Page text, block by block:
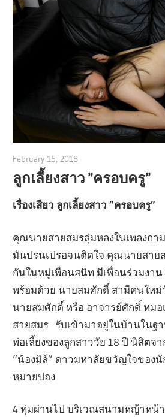
February 15, 2018
ลูกเลี้ยงสาว ”ครอบครู”
เรื่องเสียว ลูกเลี้ยงสาว ”ครอบครู”
คุณนายสายสมรลุ่มหลงในเพลงกา
มันปรนเปรอจนติดใจ คุณนายสาย
กันในหมู่เพื่อนสนิท มีเพื่อนร่วมงาน
พร้อมด้วย นายสมศักดิ์ สามีคนใหม่
นายสมศักดิ์ หรือ อาจารย์ศักดิ์ หม
สายสมร รับเข้ามาอยู่ในบ้านในฐ
พ่อเลี้ยงของลูกสาววัย 18 ปี นิสิตจ
“น้องมิล์” ดาวมหาลัยขวัญใจของ
หมายปอง
4 ทุ่มผ่านไป บริเวณสนามหญ้าหน้า